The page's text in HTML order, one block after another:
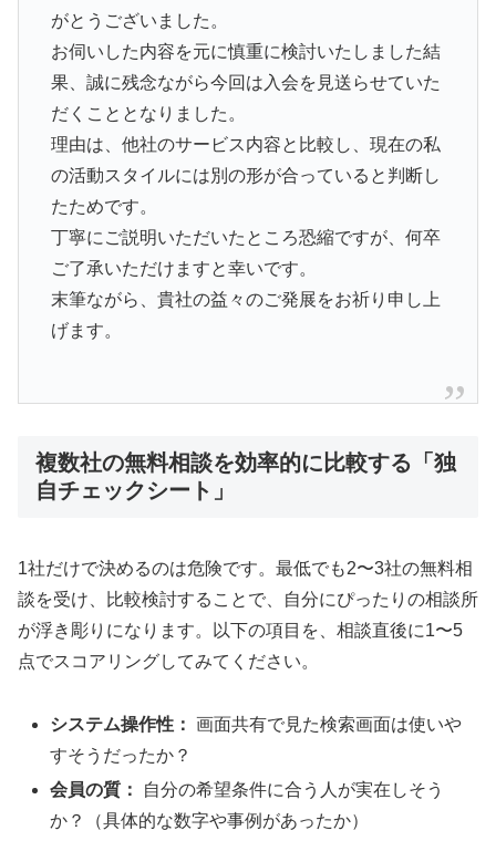
がとうございました。
お伺いした内容を元に慎重に検討いたしました結
果、誠に残念ながら今回は入会を見送らせていた
だくこととなりました。
理由は、他社のサービス内容と比較し、現在の私
の活動スタイルには別の形が合っていると判断し
たためです。
丁寧にご説明いただいたところ恐縮ですが、何卒
ご了承いただけますと幸いです。
末筆ながら、貴社の益々のご発展をお祈り申し上
げます。
複数社の無料相談を効率的に比較する「独
自チェックシート」
1社だけで決めるのは危険です。最低でも2〜3社の無料相
談を受け、比較検討することで、自分にぴったりの相談所
が浮き彫りになります。以下の項目を、相談直後に1〜5
点でスコアリングしてみてください。
システム操作性： 画面共有で見た検索画面は使いや
すそうだったか？
会員の質：
自分の希望条件に合う人が実在しそう
か？（具体的な数字や事例があったか）